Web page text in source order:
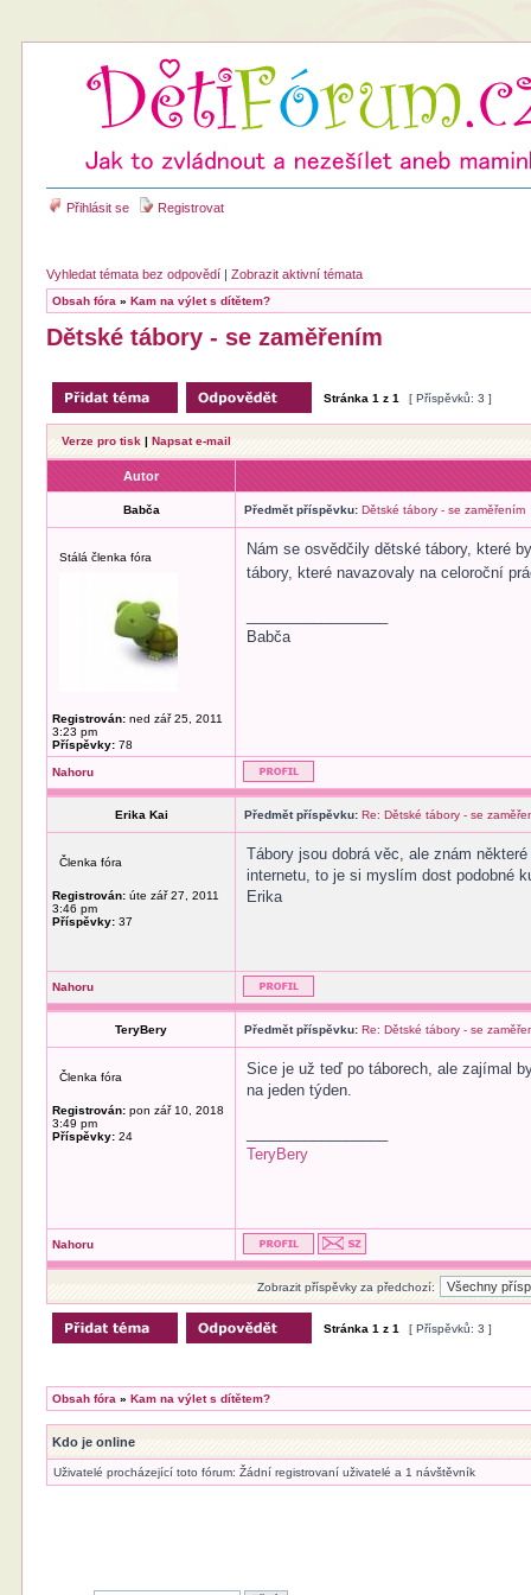
Přihlásit se Registrovat
Vyhledat témata bez odpovědí |Zobrazit aktivní témata
Obsah fóra »Kam na výlet s dítětem?
Dětské tábory - se zaměřením
Stránka1 z1 [ Příspěvků: 3 ]
Verze pro tisk |Napsat e-mail
Autor
Babča Předmět příspěvku: Dětské tábory - se zaměřením
Stálá členka fóra
Registrován: ned zář 25, 2011
3:23 pm
Příspěvky: 78
Nám se osvědčily dětské tábory, které
tábory, které navazovaly na celoroční
Babča
Nahoru
Erika Kai Předmět příspěvku: Re: Dětské tábory - se
Členka fóra
Registrován: úte zář 27, 2011
3:46 pm
Příspěvky: 37
Tábory jsou dobrá věc, ale znám
internetu, to je si myslím dost podobné
Erika
Nahoru
TeryBery Předmět příspěvku: Re: Dětské tábory - se
Členka fóra
Registrován: pon zář 10, 2018
3:49 pm
Příspěvky: 24
Sice je už teď po táborech, ale zajímal
na jeden týden.
TeryBery
Nahoru
Zobrazit příspěvky za předchozí:
Stránka1 z1 [ Příspěvků: 3 ]
Obsah fóra »Kam na výlet s dítětem?
Kdo je online
Uživatelé procházející toto fórum: Žádní registrovaní uživatelé a 1 návštěvník